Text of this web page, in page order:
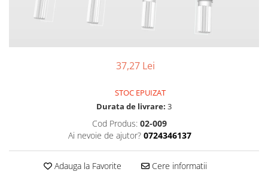
Osciloscoape B&K PRECISION
Osciloscoape GW INSTEK
Osciloscoape Peaktech
Osciloscoape ROHDE & SCHWARZ
Osciloscoape TELEDYNE LECROY
37,27 Lei
STOC EPUIZAT
Durata de livrare: 3
Cod Produs: 02-009
Ai nevoie de ajutor? 0724346137
Adauga la Favorite Cere informatii